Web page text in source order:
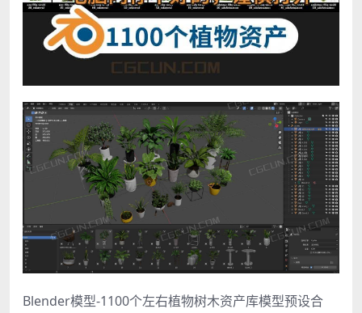
Blender模型-1100个左右植物树木资产库模型预设合